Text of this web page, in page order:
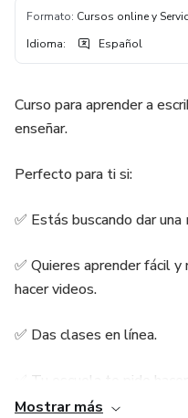
Formato: Cursos online y
Idioma: Español
Curso para aprender a
enseñar.
Perfecto para ti si:
✅ Estás buscando dar
✅ Quieres aprender fácil
hacer videos.
✅ Das clases en línea.
✅ Tu escuela te pide
Mostrar más